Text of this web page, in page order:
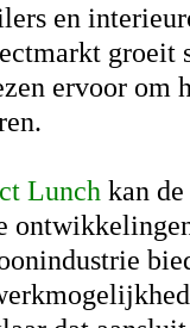
en
groeit
ervoor om
Lunch kan